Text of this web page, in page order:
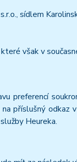
sídlem
však v
preferencí
příslušný odkaz
Heureka.